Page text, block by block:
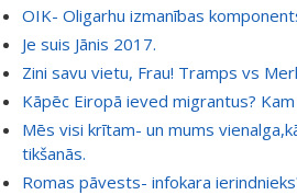
OIK- Oligarhu izmanības
Je suis Jānis 2017.
Zini savu vietu, Frau! Tramps vs
Kāpēc Eiropā ieved migrantus?
Mēs visi krītam- un mums
tikšanās.
Romas pāvests- infokara